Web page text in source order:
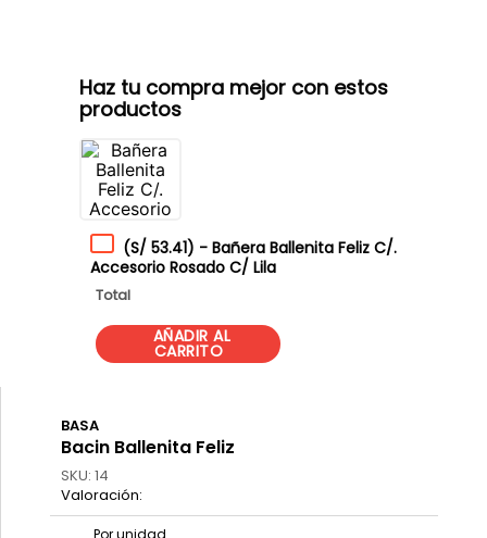
Haz tu compra mejor con estos
productos
(S/ 53.41) -Bañera Ballenita Feliz C/.
Accesorio Rosado C/ Lila
Total
BASA
Bacin Ballenita Feliz
SKU: 14